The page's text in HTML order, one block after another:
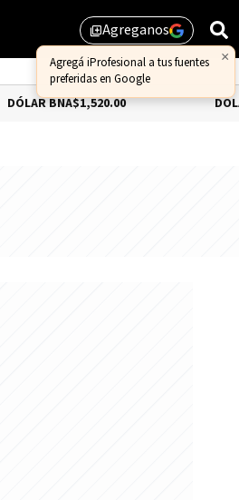
library_addAgreganos
×
Agregá iProfesional a tus fuentes
preferidas en Google
$1,520.00 DÓLAR BLUE-